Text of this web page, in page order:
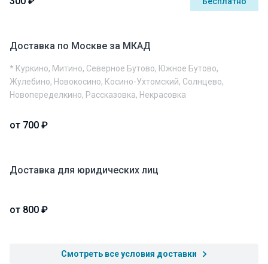
Доставка по Москве за МКАД
* Куркино, Митино, Северное Бутово, Южное Бутово,
Жулебино, Новокосино, Косино-Ухтомский, Солнцево,
Новопеределкино, Рассказовка, Некрасовка
от 700 ₽
Доставка для юридических лиц
от 800 ₽
Смотреть все условия доставки